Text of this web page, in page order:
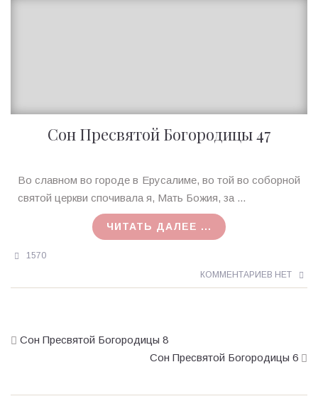
Сон Пресвятой Богородицы 47
Ирина
MagicTantra
Во славном во городе в Ерусалиме, во той во соборной
святой церкви спочивала я, Мать Божия, за ...
ЧИТАТЬ ДАЛЕЕ ...
1570
КОММЕНТАРИЕВ НЕТ
Сон Пресвятой Богородицы 8
Сон Пресвятой Богородицы 6